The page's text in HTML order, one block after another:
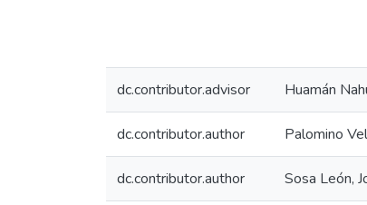
dc.contributor.advisor Huamán
dc.contributor.author Palomino
dc.contributor.author Sosa León,